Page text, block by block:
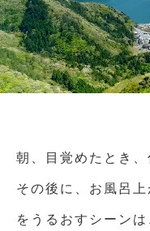
朝、目覚めたとき
その後に、 お風呂
をうるおすシーンは